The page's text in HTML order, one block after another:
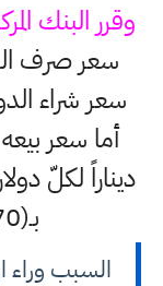
وقرر البنك
سعر صرف
ديناراً لكلّ
بـ(1470) ديناراً لكلّ دولار.
السبب وراء